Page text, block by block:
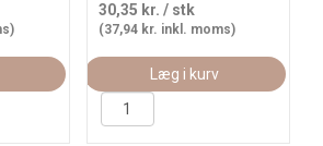
30,35 kr. / stk
(37,94 kr. inkl. moms)
Læg i kurv